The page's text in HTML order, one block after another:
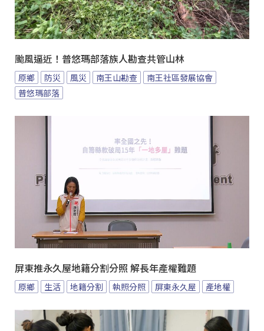
颱風逼近！普悠瑪部落族人勘查共管山林
原鄉 防災 風災 南王山勘查
南王社區發展協會
普悠瑪部落
屏東推永久屋地籍分割分照 解長年產權難題
原鄉 生活 地籍分割 執照分照 屏東永久屋 產地權